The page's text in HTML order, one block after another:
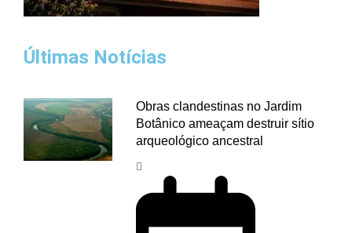
Últimas Notícias
Obras clandestinas no Jardim
Botânico ameaçam destruir sítio
arqueológico ancestral